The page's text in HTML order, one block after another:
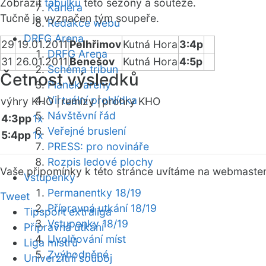
Kariéra
Redakce webu
DRFG Arena
DRFG Arena
Schéma tribun
Plánek areny
Virtuální prohlídka
Návštěvní řád
Veřejné bruslení
PRESS: pro novináře
Rozpis ledové plochy
Vstupenky
Permanentky 18/19
Přípravná utkání 18/19
Vstupenky 18/19
Uvolňování míst
Zvýhodněné
Zobrazit tabulku této sezóny a soutěže.
Tučně je vyznačen tým soupeře.
29 19.01.2011PelhřimovKutná Hora 3:4p
31 26.01.2011 Benešov Kutná Hora4:5p
Četnost výsledků
výhry KHO |remízy |prohry KHO
4:3pp1x
5:4pp1x
Vaše připomínky k této stránce uvítáme na webmaster
Tweet
Tipsport extraliga
Přípravná utkání
Liga mistrů
Univerzitní souboj